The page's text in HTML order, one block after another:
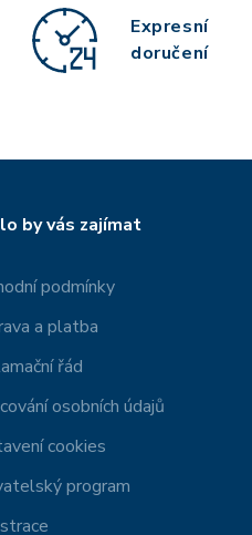
Expresní
doručení
by vás zajímat
podmínky
a platba
řád
osobních údajů
cookies
program